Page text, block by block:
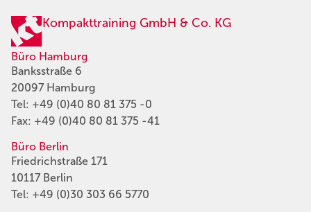
Kompakttraining GmbH & Co. KG
Büro Hamburg
Banksstraße 6
20097 Hamburg
Tel: +49 (0)40 80 81 375 -0
Fax: +49 (0)40 80 81 375 -41
Büro Berlin
Friedrichstraße 171
10117 Berlin
Tel: +49 (0)30 303 66 5770